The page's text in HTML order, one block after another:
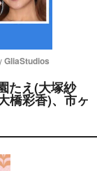
M
u
GliaStudios
たえ(大塚紗
橋彩香)、市ヶ